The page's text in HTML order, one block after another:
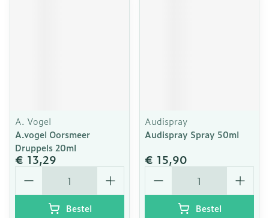
A. Vogel
A.vogel Oorsmeer
Druppels 20ml
€ 13,29
Aantal
Bestel
Audispray
Audispray Spray 50ml
€ 15,90
Aantal
Bestel